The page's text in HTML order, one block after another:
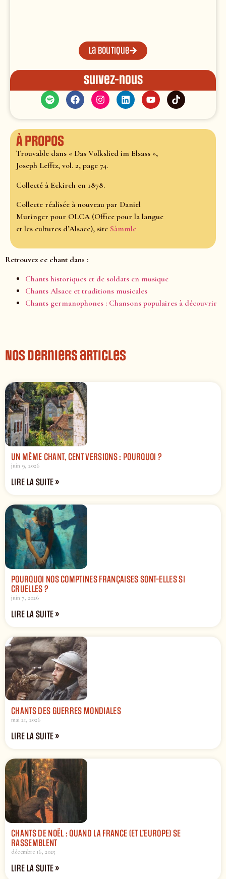
La boutique
Suivez-nous
À propos
Trouvable dans « Das Volkslied im Elsass »,
Joseph Lefftz, vol. 2, page 74.
Collecté à Eckirch en 1878.
Collecte réalisée à nouveau par Daniel
Muringer pour OLCA (Office pour la langue
et les cultures d’Alsace), site Sàmmle
Retrouvez ce chant dans :
Chants historiques et de soldats en musique
Chants Alsace et traditions musicales
Chants germanophones : Chansons populaires à découvrir
Nos derniers articles
UN MÊME CHANT, CENT VERSIONS : POURQUOI ?
juin 9, 2026
LIRE LA SUITE »
POURQUOI NOS COMPTINES FRANÇAISES SONT-ELLES SI
CRUELLES ?
juin 7, 2026
LIRE LA SUITE »
CHANTS DES GUERRES MONDIALES
mai 21, 2026
LIRE LA SUITE »
CHANTS DE NOËL : QUAND LA FRANCE (ET L’EUROPE) SE
RASSEMBLENT
décembre 16, 2025
LIRE LA SUITE »